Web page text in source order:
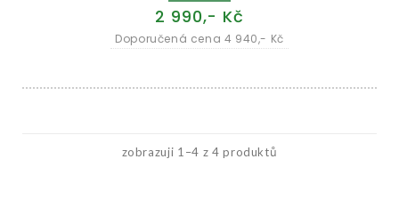
2 990,- Kč
Doporučená cena 4 940,- Kč
zobrazuji 1–4 z 4 produktů